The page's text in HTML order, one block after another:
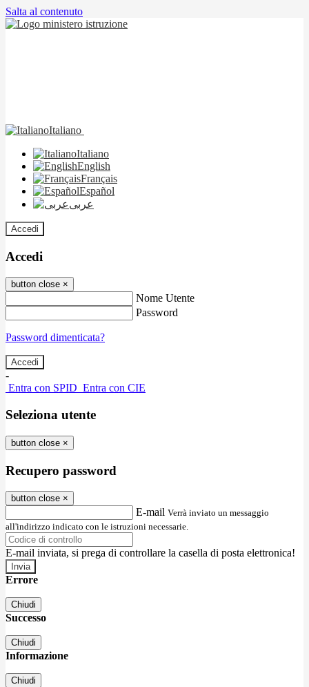
Salta al contenuto
Italiano
Italiano
English
Français
Español
عربى
Accedi
Accedi
button close ×
Nome Utente
Password
Password dimenticata?
-
Entra con SPID Entra con CIE
Seleziona utente
button close ×
Recupero password
button close ×
E-mail Verrà inviato un messaggio
all'indirizzo indicato con le istruzioni necessarie.
E-mail inviata, si prega di controllare la casella di posta elettronica!
Errore
Chiudi
Successo
Chiudi
Informazione
Chiudi